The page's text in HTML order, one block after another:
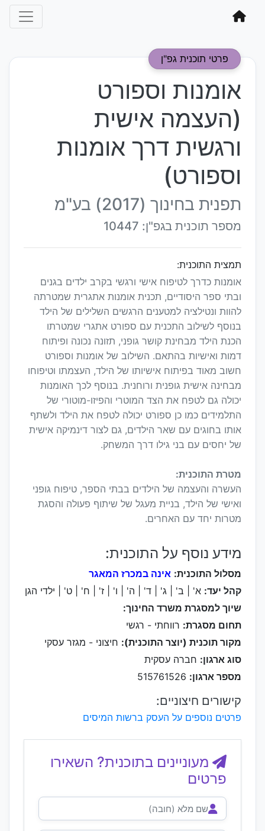
פרטי תוכנית גפ"ן
אומנות וספורט
(העצמה אישית
ורגשית דרך אומנות
וספורט)
תפנית בחינוך (2017) בע"מ
מספר תוכנית בגפ"ן: 10447
תמצית התוכנית:
אומנות כדרך לטיפוח אישי ורגשי בקרב ילדים בגנים
ובתי ספר היסודיים, תכנית אומנות אתגרית שמטרתה
להוות ונטילציה למטענים הרגשים השלילים של הילד
בנוסף לשילוב התכנית עם ספורט אתגרי שמטרתו
הכנת הילד מבחינת קושר גופני, תזונה נכונה ופיתוח
דמות ואישיות בהתאם. השילוב של אומנות וספורט
חשוב מאוד בפיתוח אישיותו של הילד, העצמתו וטיפוחו
מבחינה אישית גופנית ורוחנית. בנוסף לכך האומנות
יכולה גם לטפח את הצד המוטרי והפיזו-מוטורי של
התלמידים כמו כן ספורט יכולה לטפח את הילד ולשתף
אותו בחוגים עם שאר הילדים, גם לצור דינמיקה אישית
של יחסים עם בני גילו דרך המשחק.
מטרת התוכנית:
העשרה והעצמה של הילדים בבתי הספר, טיפוח גופני
ואישי של הילד, בניית מעגל של שיתוף פעולה והסגת
מטרות יחד עם האחרים.
מידע נוסף על התוכנית:
מסלול התוכנית: אינה במכרז המאגר
קהל יעד: א' | ב' | ג' | ד' | ה' | ו' | ז' | ח' | ט' | ילדי הגן
שיוך למסגרת משרד החינוך:
תחום מסגרת: רווחתי - רגשי
מקור תוכנית (יוצר התוכנית): חיצוני - מגזר עסקי
סוג ארגון: חברה עסקית
מספר ארגון:
קישורים חיצוניים:
פרטים נוספים על העסק ברשות המיסים
מעוניינים בתוכנית? השאירו
פרטים